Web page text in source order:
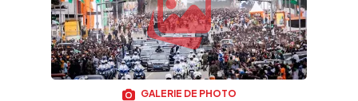
GALERIE DE PHOTO